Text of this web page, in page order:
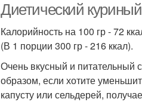
Диетический
Калорийность на 100 гр - 72
(В 1 порции 300 гр - 216 ккал).
Очень вкусный и питательный
образом, если хотите
капусту или сельдерей,